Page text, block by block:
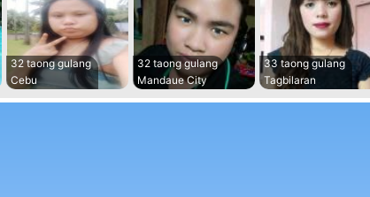
32 taong gulang
Cebu
32 taong gulang
Mandaue City
33 taong gulang
Tagbilaran